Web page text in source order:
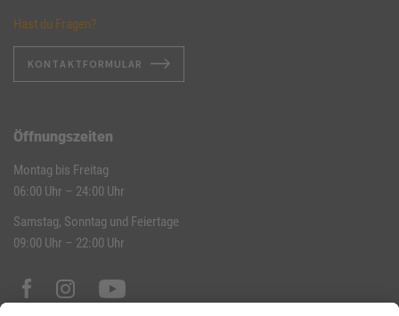
Hast du Fragen?
KONTAKTFORMULAR
Öffnungszeiten
Montag bis Freitag
06:00 Uhr – 24:00 Uhr
Samstag, Sonntag und Feiertage
09:00 Uhr – 22:00 Uhr